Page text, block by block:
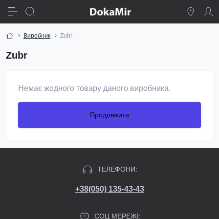
Виробник Zubr
Zubr
Немає жодного товару даного виробника.
Продовжити
ТЕЛЕФОНИ:
+38(050) 135-43-43
СОЦ МЕРЕЖІ: